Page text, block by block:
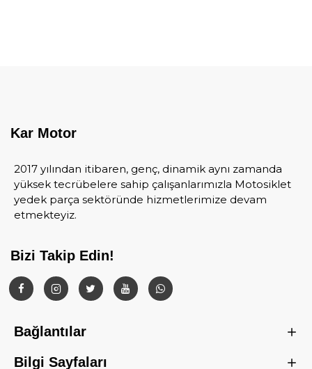
Kar Motor
2017 yılından itibaren, genç, dinamik aynı zamanda
yüksek tecrübelere sahip çalışanlarımızla Motosiklet
yedek parça sektöründe hizmetlerimize devam
etmekteyiz.
Bizi Takip Edin!
Bağlantılar
Bilgi Sayfaları